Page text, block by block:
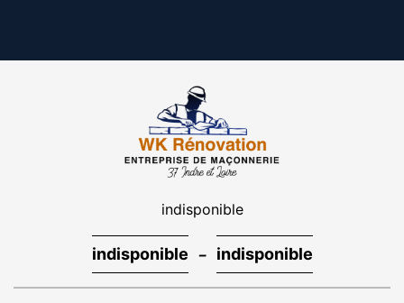
indisponible
indisponible - indisponible